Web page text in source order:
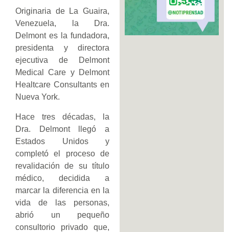
Originaria de La Guaira,
Venezuela, la Dra.
Delmont es la fundadora,
presidenta y directora
ejecutiva de Delmont
Medical Care y Delmont
Healtcare Consultants en
Nueva York.
Hace tres décadas, la
Dra. Delmont llegó a
Estados Unidos y
completó el proceso de
revalidación de su título
médico, decidida a
marcar la diferencia en la
vida de las personas,
abrió un pequeño
consultorio privado que,